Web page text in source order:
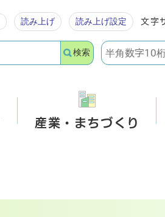
読み上げ 読み上げ設定 文字
検索
産業・まちづくり